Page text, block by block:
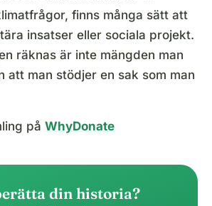
finns många sätt att
insatser eller sociala projekt.
räknas är inte mängden man
att man stödjer en sak som man
på WhyDonate
din historia?